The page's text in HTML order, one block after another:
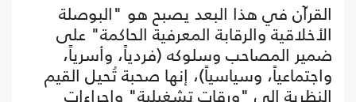
القرآن في هذا البعد يصبح هو "البوصلة
الأخلاقية والرقابة المعرفية الحاكمة" على
ضمير المصاحب وسلوكه (فردياً، وأسرياً،
واجتماعياً، وسياسياً)، إنها صحبة تُحيل القيم
النظرية إلى "ورقات تشغيلية" وإجراءات